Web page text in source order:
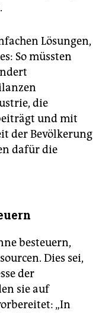
Lösungen,
So müssten
die
und mit
der Bevölkerung
dafür die
besteuern,
Dies sei,
der
sie auf
„In